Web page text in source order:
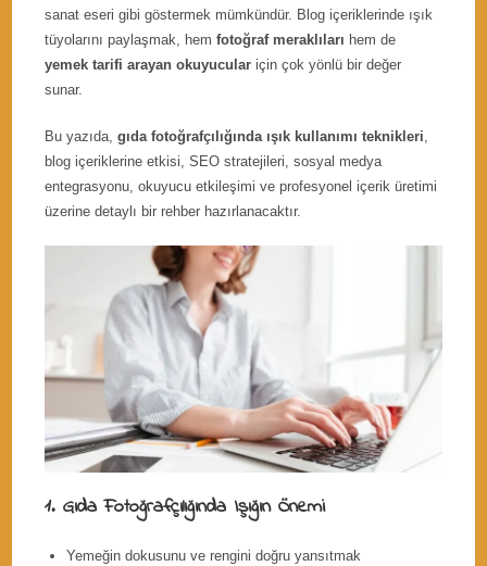
sanat eseri gibi göstermek mümkündür. Blog içeriklerinde ışık
tüyolarını paylaşmak, hemfotoğraf meraklıları hem de
yemek tarifi arayan okuyucular için çok yönlü bir değer
sunar.
Bu yazıda,gıda fotoğrafçılığında ışık kullanımı teknikleri,
blog içeriklerine etkisi, SEO stratejileri, sosyal medya
entegrasyonu, okuyucu etkileşimi ve profesyonel içerik üretimi
üzerine detaylı bir rehber hazırlanacaktır.
1. Gıda Fotoğrafçılığında Işığın Önemi
Yemeğin dokusunu ve rengini doğru yansıtmak